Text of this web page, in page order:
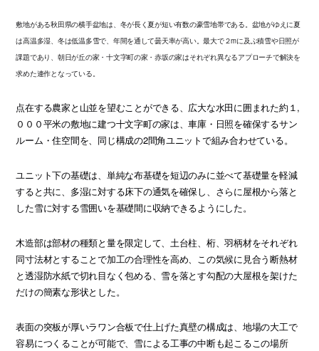
敷地がある秋田県の横手盆地は、冬が長く夏が短い有数の豪雪地帯である。盆地がゆえに夏
は高温多湿、冬は低温多雪で、年間を通して曇天率が高い。最大で２mに及ぶ積雪や日照が
課題であり、朝日が丘の家・十文字町の家・赤坂の家はそれぞれ異なるアプローチで解決を
求めた連作となっている。
点在する農家と山並を望むことができる、広大な水田に囲まれた約１,
０００平米の敷地に建つ十文字町の家は、車庫・日照を確保するサン
ルーム・住空間を、同じ構成の2間角ユニットで組み合わせている。
ユニット下の基礎は、単純な布基礎を短辺のみに並べて基礎量を軽減
すると共に、多湿に対する床下の通気を確保し、さらに屋根から落と
した雪に対する雪囲いを基礎間に収納できるようにした。
木造部は部材の種類と量を限定して、土台柱、桁、羽柄材をそれぞれ
同寸法材とすることで加工の合理性を高め、この気候に見合う断熱材
と透湿防水紙で切れ目なく包める、雪を落とす勾配の大屋根を架けた
だけの簡素な形状とした。
表面の突板が厚いラワン合板で仕上げた真壁の構成は、地場の大工で
容易につくることが可能で、雪による工事の中断も起こるこの場所